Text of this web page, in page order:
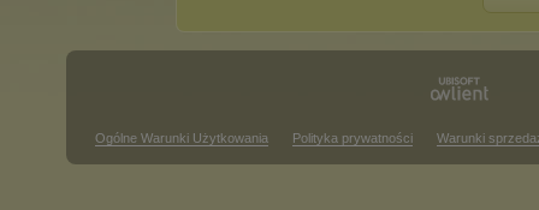
Ogólne Warunki Użytkowania Polityka prywatności Warunki